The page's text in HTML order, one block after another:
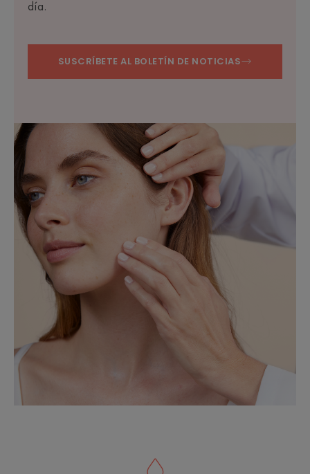
día.
SUSCRÍBETE AL BOLETÍN DE NOTICIAS